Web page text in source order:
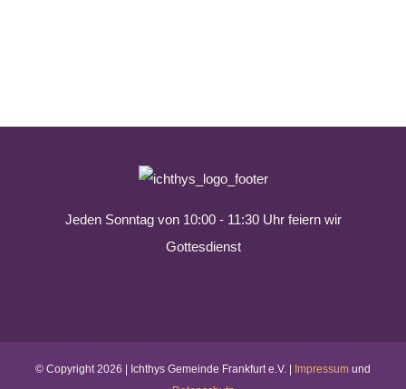
Jeden Sonntag von 10:00 - 11:30 Uhr feiern wir
Gottesdienst
© Copyright2026 | Ichthys Gemeinde Frankfurt e.V. | Impressum und